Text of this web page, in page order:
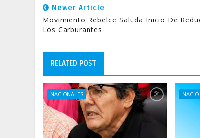
Newer Article
Movimiento Rebelde Saluda Inicio De
Los Carburantes
RELATED POST
NACIONALES